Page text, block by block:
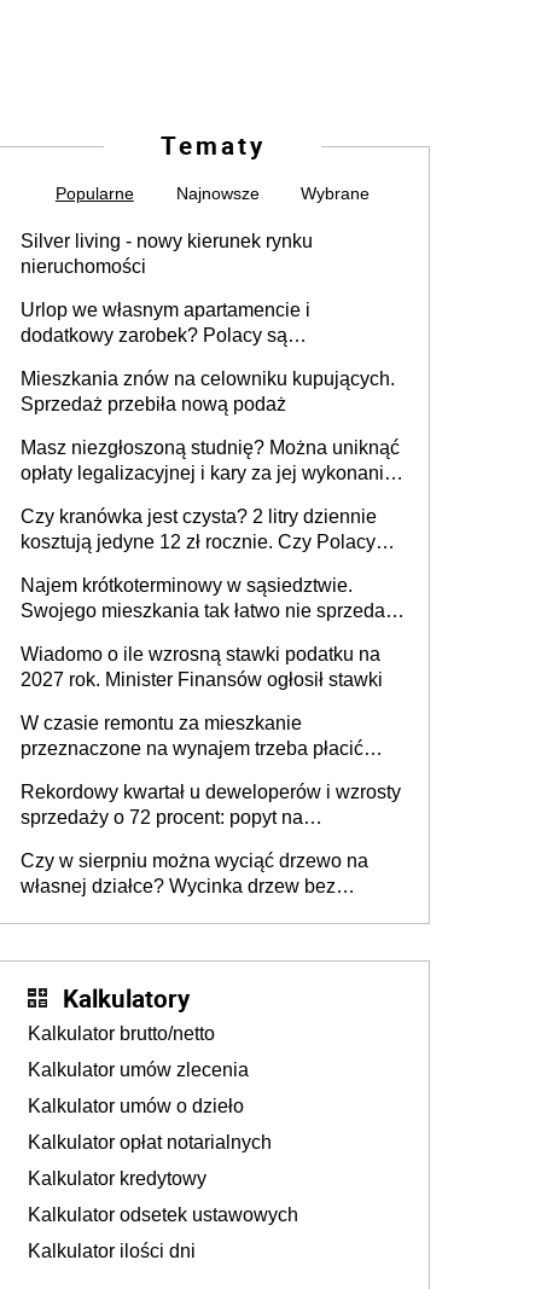
Tematy
Popularne Najnowsze Wybrane
Silver living - nowy kierunek rynku
nieruchomości
Urlop we własnym apartamencie i
dodatkowy zarobek? Polacy są
Mieszkania znów na celowniku kupujących.
Sprzedaż przebiła nową podaż
Masz niezgłoszoną studnię? Można uniknąć
opłaty legalizacyjnej i kary za jej wykonanie,
Czy kranówka jest czysta? 2 litry dziennie
kosztują jedyne 12 zł rocznie. Czy Polacy
Najem krótkoterminowy w sąsiedztwie.
Swojego mieszkania tak łatwo nie sprzedaż
Wiadomo o ile wzrosną stawki podatku na
2027 rok. Minister Finansów ogłosił stawki
W czasie remontu za mieszkanie
przeznaczone na wynajem trzeba płacić
realizuje w nim potrzeb mieszkaniowych
Rekordowy kwartał u deweloperów i wzrosty
sprzedaży o 72 procent: popyt na
Czy w sierpniu można wyciąć drzewo na
własnej działce? Wycinka drzew bez
Kalkulatory
Kalkulator brutto/netto
Kalkulator umów zlecenia
Kalkulator umów o dzieło
Kalkulator opłat notarialnych
Kalkulator kredytowy
Kalkulator odsetek ustawowych
Kalkulator ilości dni